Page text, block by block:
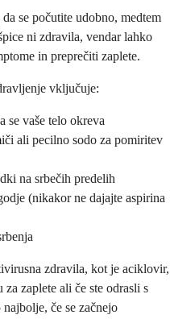
se počutite udobno, medtem
ni zdravila, vendar lahko
in preprečiti zaplete.
vključuje:
se vaše telo okreva
ali pecilno sodo za pomiritev
na srbečih predelih
(nikakor ne dajajte aspirina
zdravila, kot je aciklovir,
zaplete ali če ste odrasli s
če se začnejo